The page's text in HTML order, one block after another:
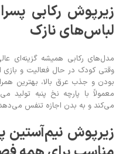
زیرپوش رکابی
لباس‌های نازک
مدل‌های رکابی همیشه گزینه‌ای
وقتی کودک در حال فعالیت و
بودن و جذب عرق بالا، بهترین
معمولاً با پارچه نخ پنبه
می‌کند و به بدن اجازه تنفس
زیرپوش نیم‌آستین